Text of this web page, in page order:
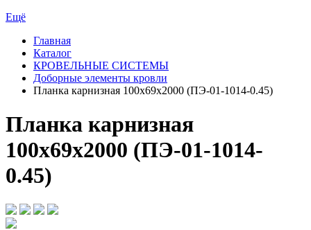
Ещё
Главная
Каталог
КРОВЕЛЬНЫЕ СИСТЕМЫ
Доборные элементы кровли
Планка карнизная 100х69х2000 (ПЭ-01-1014-0.45)
Планка карнизная
100х69х2000 (ПЭ-01-1014-
0.45)